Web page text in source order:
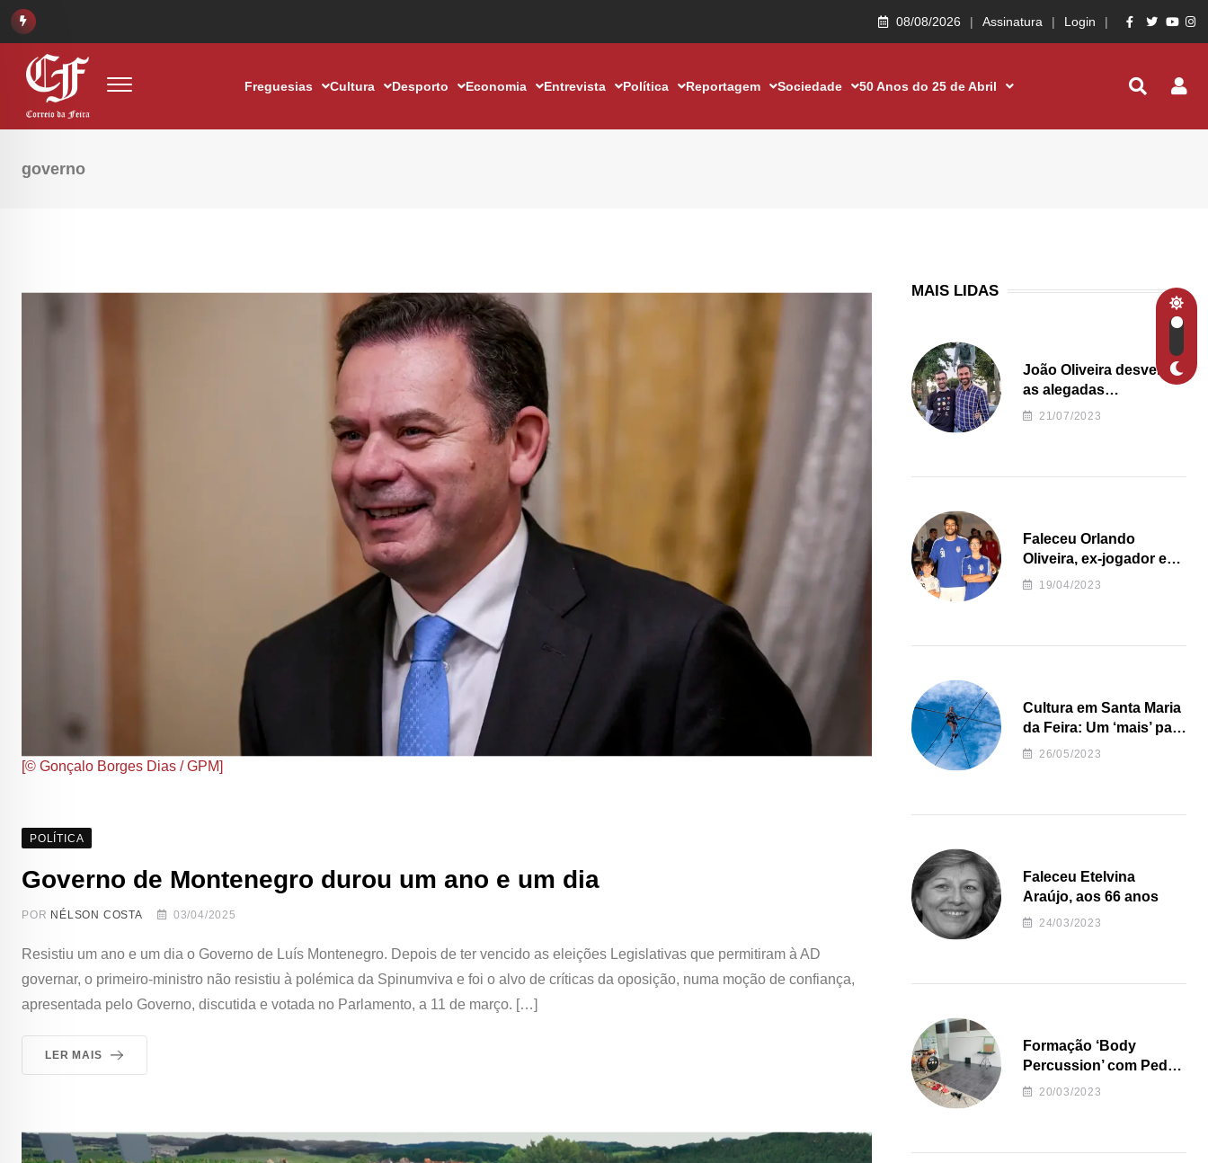
08/08/2026 Assinatura Login
Freguesias Cultura Desporto Economia Entrevista Política Reportagem Sociedade 50 Anos do 25 de Abril
governo
[© Gonçalo Borges Dias / GPM]
POLÍTICA
Governo de Montenegro durou um ano e um dia
POR NÉLSON COSTA 03/04/2025
Resistiu um ano e um dia o Governo de Luís Montenegro. Depois de ter vencido as eleições Legislativas que permitiram à AD
governar, o primeiro-ministro não resistiu à polémica da Spinumviva e foi o alvo de críticas da oposição, numa moção de confiança,
apresentada pelo Governo, discutida e votada no Parlamento, a 11 de março. […]
LER MAIS
MAIS LIDAS
João Oliveira desvenda
as alegadas
irregularidades da
21/07/2023
Faleceu Orlando
Oliveira, ex-jogador e
treinador da formação
19/04/2023
Cultura em Santa Maria
da Feira: Um ‘mais’ para
o Concelho
26/05/2023
Faleceu Etelvina
Araújo, aos 66 anos
24/03/2023
Formação ‘Body
Percussion’ com Pedro
Almeida
20/03/2023